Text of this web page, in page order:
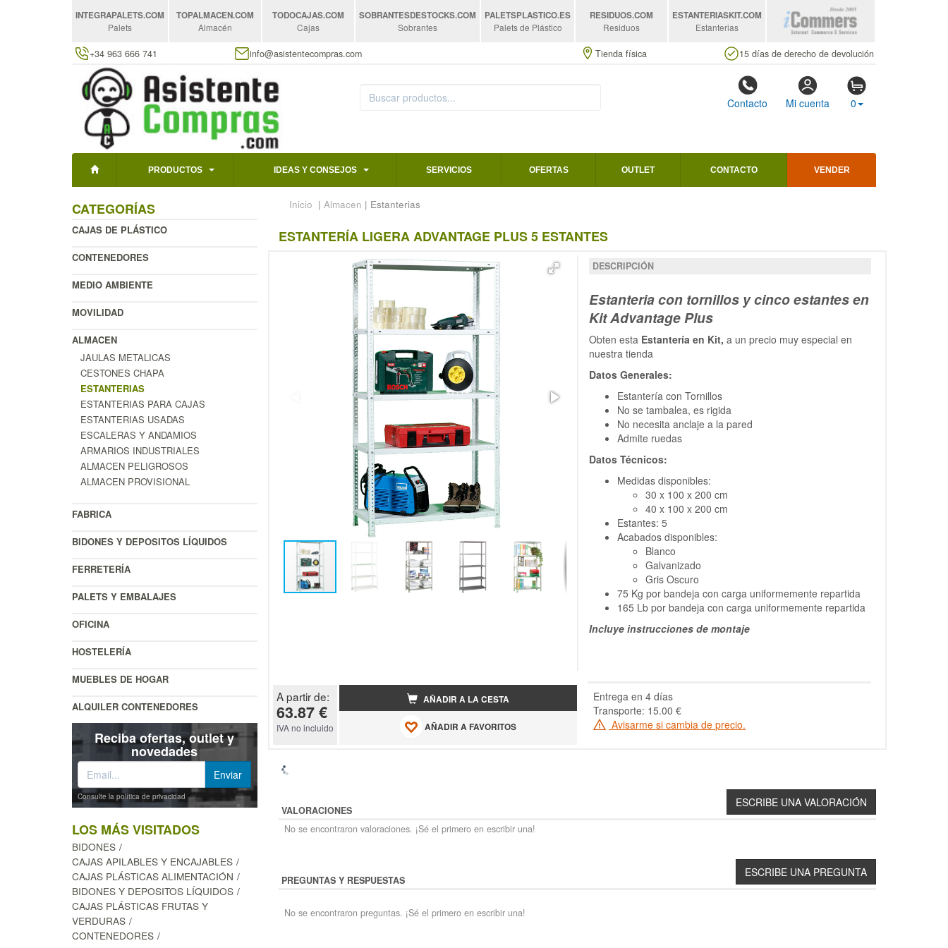
INTEGRAPALETS.COM
Palets
TOPALMACEN.COM
Almacén
TODOCAJAS.COM
Cajas
SOBRANTESDESTOCKS.COM
Sobrantes
PALETSPLASTICO.ES
Palets de Plástico
RESIDUOS.COM
Residuos
ESTANTERIASKIT.COM
Estanterias
+34 963 666 741 info@asistentecompras.com Tienda física 15 días de derecho de devolución
Contacto Mi cuenta 0
PRODUCTOS IDEAS Y CONSEJOS SERVICIOS OFERTAS OUTLET CONTACTO VENDER
CATEGORÍAS
CAJAS DE PLÁSTICO
CONTENEDORES
MEDIO AMBIENTE
MOVILIDAD
ALMACEN
JAULAS METALICAS
CESTONES CHAPA
ESTANTERIAS
ESTANTERIAS PARA CAJAS
ESTANTERIAS USADAS
ESCALERAS Y ANDAMIOS
ARMARIOS INDUSTRIALES
ALMACEN PELIGROSOS
ALMACEN PROVISIONAL
FABRICA
BIDONES Y DEPOSITOS LÍQUIDOS
FERRETERÍA
PALETS Y EMBALAJES
OFICINA
HOSTELERÍA
MUEBLES DE HOGAR
ALQUILER CONTENEDORES
Reciba ofertas, outlet y
novedades
Consulte la política de privacidad
LOS MÁS VISITADOS
BIDONES
CAJAS APILABLES Y ENCAJABLES
CAJAS PLÁSTICAS ALIMENTACIÓN
BIDONES Y DEPOSITOS LÍQUIDOS
CAJAS PLÁSTICAS FRUTAS Y
VERDURAS
CONTENEDORES
Inicio | Almacen | Estanterias
ESTANTERÍA LIGERA ADVANTAGE PLUS 5 ESTANTES
DESCRIPCIÓN
Estanteria con tornillos y cinco estantes en
Kit Advantage Plus
Obten esta Estantería en Kit, a un precio muy especial en
nuestra tienda
Datos Generales:
Estantería con Tornillos
No se tambalea, es rigida
No necesita anclaje a la pared
Admite ruedas
Datos Técnicos:
Medidas disponibles:
30 x 100 x 200 cm
40 x 100 x 200 cm
Estantes: 5
Acabados disponibles:
Blanco
Galvanizado
Gris Oscuro
75 Kg por bandeja con carga uniformemente repartida
165 Lb por bandeja con carga uniformemente repartida
Incluye instrucciones de montaje
A partir de:
63.87 €
IVA no incluido
AÑADIR A LA CESTA
AÑADIR A FAVORITOS
Entrega en 4 días
Transporte: 15.00 €
Avisarme si cambia de precio.
VALORACIONES
No se encontraron valoraciones. ¡Sé el primero en escribir una!
PREGUNTAS Y RESPUESTAS
No se encontraron preguntas. ¡Sé el primero en escribir una!